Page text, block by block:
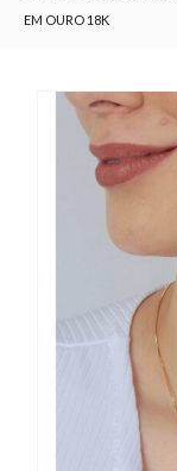
EM OURO 18K